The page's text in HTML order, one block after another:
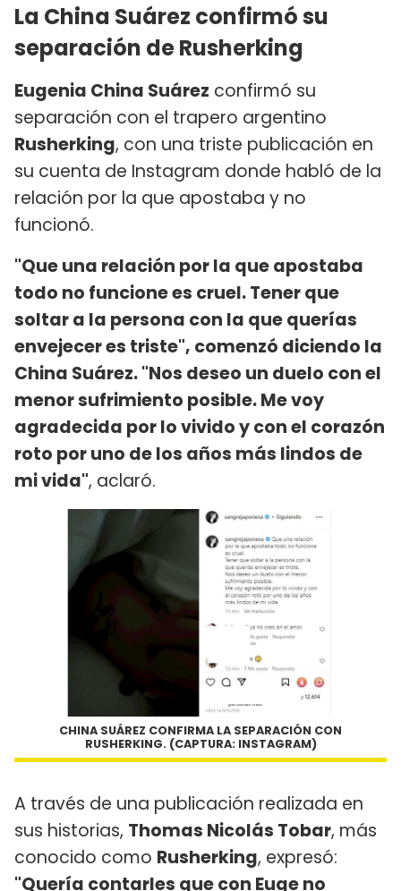
La China Suárez confirmó su
separación de Rusherking
Eugenia China Suárez confirmó su
separación con el trapero argentino
Rusherking, con una triste publicación en
su cuenta de Instagram donde habló de la
relación por la que apostaba y no
funcionó.
"Que una relación por la que apostaba
todo no funcione es cruel. Tener que
soltar a la persona con la que querías
envejecer es triste", comenzó diciendo la
China Suárez. "Nos deseo un duelo con el
menor sufrimiento posible. Me voy
agradecida por lo vivido y con el corazón
roto por uno de los años más lindos de
mi vida", aclaró.
CHINA SUÁREZ CONFIRMA LA SEPARACIÓN CON
RUSHERKING. (CAPTURA: INSTAGRAM)
A través de una publicación realizada en
sus historias, Thomas Nicolás Tobar, más
conocido como Rusherking, expresó:
"Quería contarles que con Euge no